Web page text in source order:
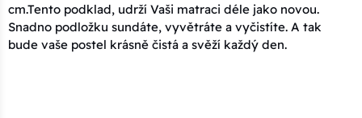
cm.Tento podklad, udrží Vaši matraci déle jako novou.
Snadno podložku sundáte, vyvětráte a vyčistíte. A tak
bude vaše postel krásně čistá a svěží každý den.